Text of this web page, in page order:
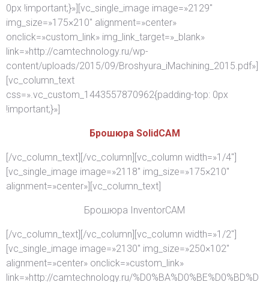
0px !important;}»][vc_single_image image=»2129″
img_size=»175×210″ alignment=»center»
onclick=»custom_link» img_link_target=»_blank»
link=»http://camtechnology.ru/wp-
content/uploads/2015/09/Broshyura_iMachining_2015.pdf»]
[vc_column_text
css=».vc_custom_1443557870962{padding-top: 0px
!important;}»]
Брошюра SolidCAM
[/vc_column_text][/vc_column][vc_column width=»1/4″]
[vc_single_image image=»2118″ img_size=»175×210″
alignment=»center»][vc_column_text]
Брошюра InventorCAM
[/vc_column_text][/vc_column][vc_column width=»1/2″]
[vc_single_image image=»2130″ img_size=»250×102″
alignment=»center» onclick=»custom_link»
link=»http://camtechnology.ru/%D0%BA%D0%BE%D0%BD%D